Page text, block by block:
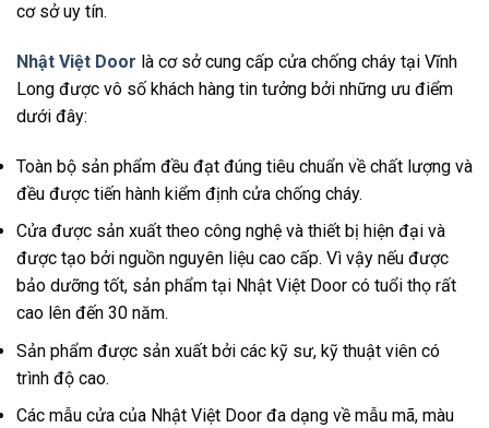
cơ sở uy tín.
Nhật Việt Door là cơ sở cung cấp cửa chống cháy tại Vĩnh
Long được vô số khách hàng tin tưởng bởi những ưu điểm
dưới đây:
Toàn bộ sản phẩm đều đạt đúng tiêu chuẩn về chất lượng và
đều được tiến hành kiểm định cửa chống cháy.
Cửa được sản xuất theo công nghệ và thiết bị hiện đại và
được tạo bởi nguồn nguyên liệu cao cấp. Vì vậy nếu được
bảo dưỡng tốt, sản phẩm tại Nhật Việt Door có tuổi thọ rất
cao lên đến 30 năm.
Sản phẩm được sản xuất bởi các kỹ sư, kỹ thuật viên có
trình độ cao.
Các mẫu cửa của Nhật Việt Door đa dạng về mẫu mã, màu